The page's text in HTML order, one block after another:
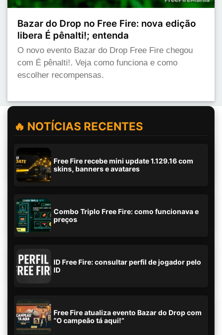
Bazar do Drop no Free Fire: nova edição
libera É pênalti!; entenda
O novo evento Bazar do Drop Free Fire chegou
com É pênalti!. Veja como funciona e como
escolher recompensas.
🔥 NOTÍCIAS RECENTES
Free Fire recebe mini update 1.129.16 com
skins, banners e avatares
Combo Triplo Free Fire: como funcionava e
preços
ID Free Fire: consultar perfil de jogador pelo
ID
Free Fire atualiza evento Bazar do Drop com
“O campeão tá aqui!”